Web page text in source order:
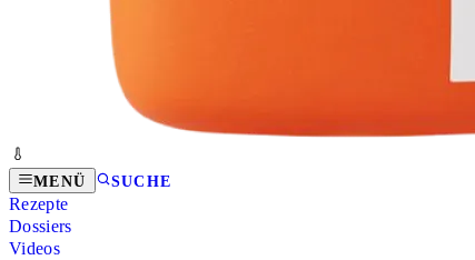
MENÜ SUCHE
Rezepte
Dossiers
Videos